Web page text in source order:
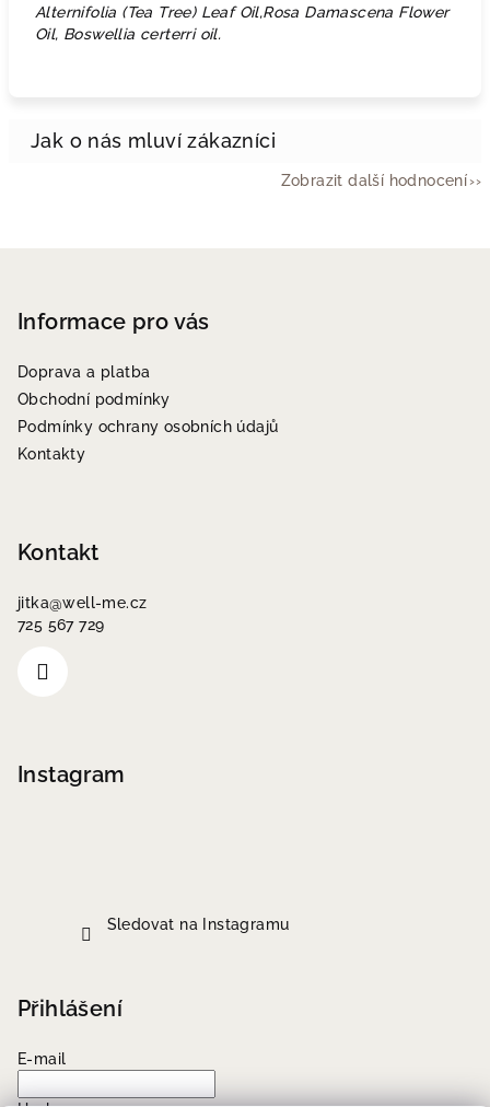
Alternifolia (Tea Tree) Leaf Oil,Rosa Damascena Flower
Oil, Boswellia certerri oil.
Zobrazit další hodnocení
Informace pro vás
Doprava a platba
Obchodní podmínky
Podmínky ochrany osobních údajů
Kontakty
Kontakt
jitka@well-me.cz
725 567 729
Instagram
Sledovat na Instagramu
Přihlášení
E-mail